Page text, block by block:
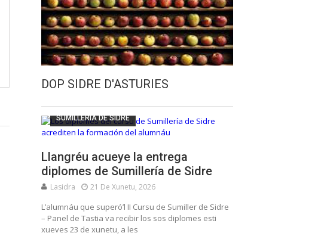
DOP SIDRE D'ASTURIES
CULTURA SIDRERA
ESCUELA DE SUMILLERÍA DE LA SIDRE
SUMILLERÍA DE SIDRE
Llangréu acueye la entrega
diplomes de Sumillería de Sidre
Lasidra 21 De Xunetu, 2026
L’alumnáu que superó’l II Cursu de Sumiller de Sidre
– Panel de Tastia va recibir los sos diplomes esti
xueves 23 de xunetu, a les